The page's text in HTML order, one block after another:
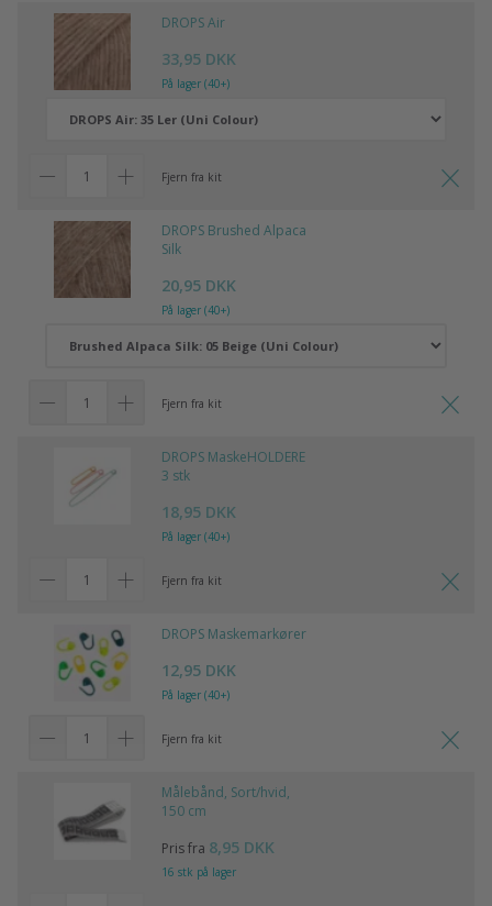
DROPS Air
33,95 DKK
På lager (40+)
Fjern fra kit
DROPS Brushed Alpaca
Silk
20,95 DKK
På lager (40+)
Fjern fra kit
DROPS MaskeHOLDERE
3 stk
18,95 DKK
På lager (40+)
Fjern fra kit
DROPS Maskemarkører
12,95 DKK
På lager (40+)
Fjern fra kit
Målebånd, Sort/hvid,
150 cm
Pris fra 8,95 DKK
16 stk på lager